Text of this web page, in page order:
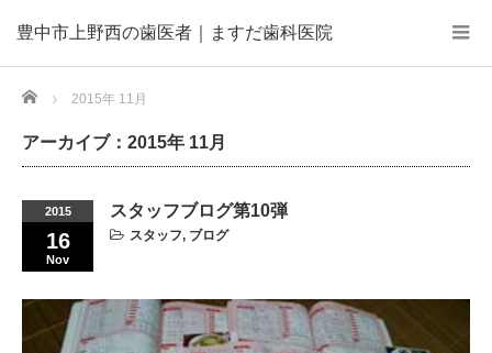
豊中市上野西の歯医者｜ますだ歯科医院
Home 2015年 11月
アーカイブ：2015年 11月
2015
16
Nov
スタッフブログ第10弾
スタッフ, ブログ